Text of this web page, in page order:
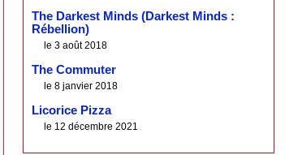
The Darkest Minds (Darkest Minds :
Rébellion)
le 3 août 2018
The Commuter
le 8 janvier 2018
Licorice Pizza
le 12 décembre 2021